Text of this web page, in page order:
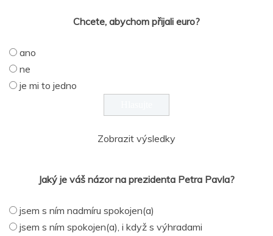
Chcete, abychom přijali euro?
ano
ne
je mi to jedno
Zobrazit výsledky
Jaký je váš názor na prezidenta Petra Pavla?
jsem s ním nadmíru spokojen(a)
jsem s ním spokojen(a), i když s výhradami